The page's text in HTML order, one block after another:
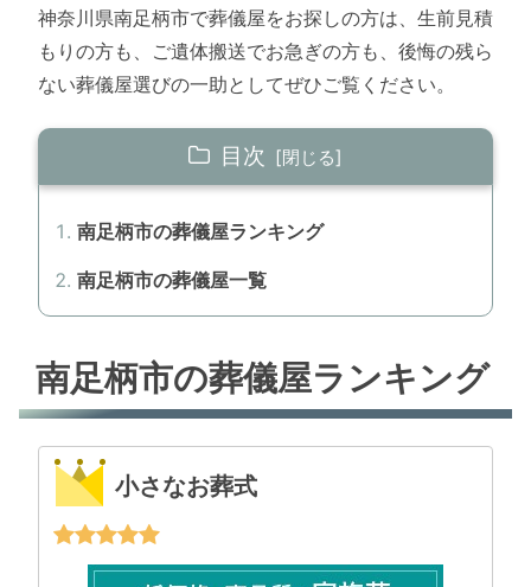
神奈川県南足柄市で葬儀屋をお探しの方は、生前見積
もりの方も、ご遺体搬送でお急ぎの方も、後悔の残ら
ない葬儀屋選びの一助としてぜひご覧ください。
目次
南足柄市の葬儀屋ランキング
南足柄市の葬儀屋一覧
南足柄市の葬儀屋ランキング
小さなお葬式